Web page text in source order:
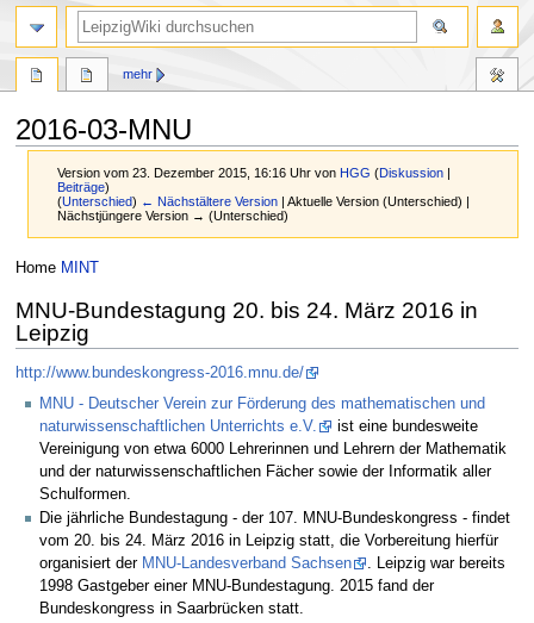
2016-03-MNU
Version vom 23. Dezember 2015, 16:16 Uhr vonHGG (Diskussion |
Beiträge)
(Unterschied) ← Nächstältere Version | Aktuelle Version (Unterschied) |
Nächstjüngere Version → (Unterschied)
Zur
springen
Zur
springen
Home MINT
MNU-Bundestagung 20. bis 24. März 2016 in
Leipzig
http://www.bundeskongress-2016.mnu.de/
MNU - Deutscher Verein zur Förderung des mathematischen und
naturwissenschaftlichen Unterrichts e.V.
ist eine bundesweite
Vereinigung von etwa 6000 Lehrerinnen und Lehrern der Mathematik
und der naturwissenschaftlichen Fächer sowie der Informatik aller
Schulformen.
Die jährliche Bundestagung - der 107. MNU-Bundeskongress - findet
vom 20. bis 24. März 2016 in Leipzig statt, die Vorbereitung hierfür
organisiert der MNU-Landesverband Sachsen
. Leipzig war bereits
1998 Gastgeber einer MNU-Bundestagung. 2015 fand der
Bundeskongress in Saarbrücken statt.
mehr